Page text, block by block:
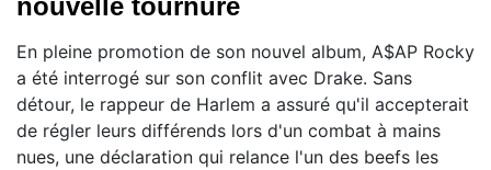
nouvelle tournure
En pleine promotion de son nouvel album, A$AP Rocky
a été interrogé sur son conflit avec Drake. Sans
détour, le rappeur de Harlem a assuré qu'il accepterait
de régler leurs différends lors d'un combat à mains
nues, une déclaration qui relance l'un des beefs les